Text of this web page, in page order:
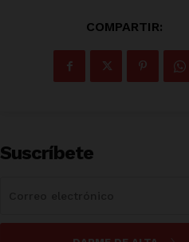
COMPARTIR:
Suscríbete